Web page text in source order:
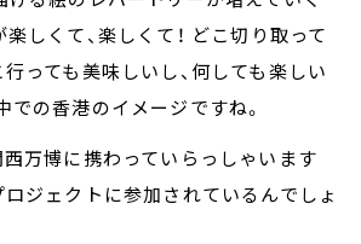
しくて、楽しくて！ どこ切り取って
っても美味しいし、何しても楽しい
での香港のイメージですね。
西万博に携わっていらっしゃいます
ロジェクトに参加されているんでしょ